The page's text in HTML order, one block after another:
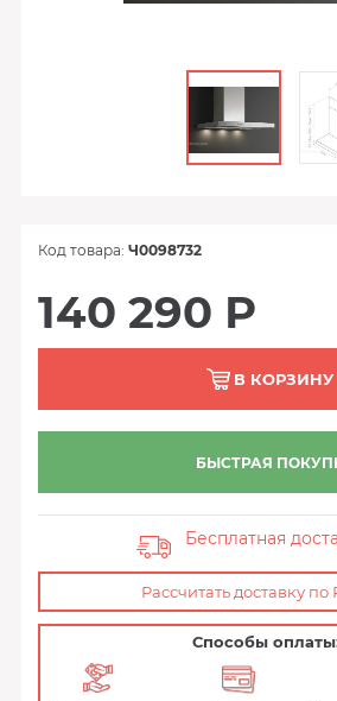
Код товара: Ч0098732
140 290 Р
В КОРЗИНУ
БЫСТРАЯ
Бесплатная
Рассчитать доставку по
Способы